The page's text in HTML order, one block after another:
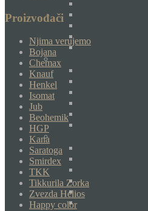
Proizvođači
Njima verujemo
Bojana
Chemax
Knauf
Henkel
Isomat
Jub
Beohemik
HGP
Kana
Saratoga
Smirdex
TKK
Tikkurila Zorka
Zvezda Helios
Happy color